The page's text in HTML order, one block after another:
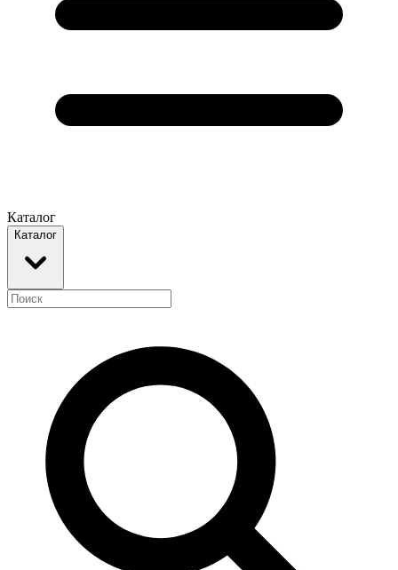
Каталог
Каталог